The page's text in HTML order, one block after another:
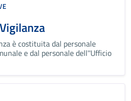
è costituita dal personale
e dal personale dell''Ufficio